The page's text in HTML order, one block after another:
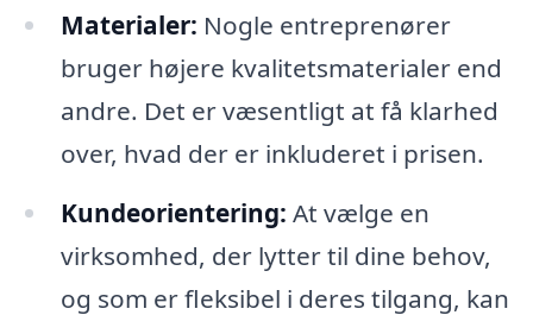
Materialer: Nogle entreprenører
bruger højere kvalitetsmaterialer end
andre. Det er væsentligt at få klarhed
over, hvad der er inkluderet i prisen.
Kundeorientering: At vælge en
virksomhed, der lytter til dine behov,
og som er fleksibel i deres tilgang, kan